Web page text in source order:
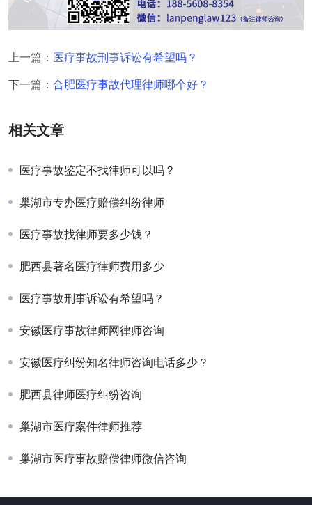
上一篇： 医疗事故刑事诉讼有希望吗？
下一篇： 合肥医疗事故代理律师哪个好？
相关文章
医疗事故鉴定不找律师可以吗？
巢湖市专办医疗赔偿纠纷律师
医疗事故找律师要多少钱？
肥西县著名医疗律师费用多少
医疗事故刑事诉讼有希望吗？
安徽医疗事故律师网律师咨询
安徽医疗纠纷知名律师咨询电话多少？
肥西县律师医疗纠纷咨询
巢湖市医疗案件律师推荐
巢湖市医疗事故赔偿律师微信咨询